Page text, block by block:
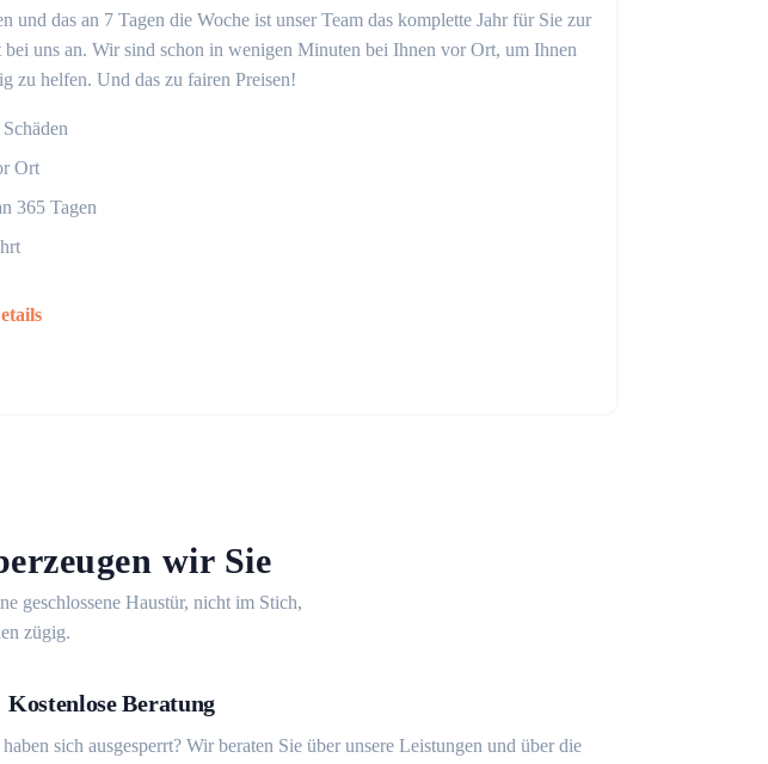
und das an 7 Tagen die Woche ist unser Team das komplette Jahr für Sie zur
bei uns an. Wir sind schon in wenigen Minuten bei Ihnen vor Ort, um Ihnen
zu helfen. Und das zu fairen Preisen!
Ort
365 Tagen
wir Sie
geschlossene Haustür, nicht im Stich,
zügig.
Kostenlose Beratung
haben sich ausgesperrt? Wir beraten Sie über unsere Leistungen und über die